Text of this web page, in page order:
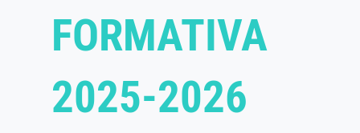
FORMATIVA
2025-2026